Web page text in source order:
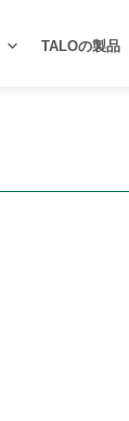
TALOの製品